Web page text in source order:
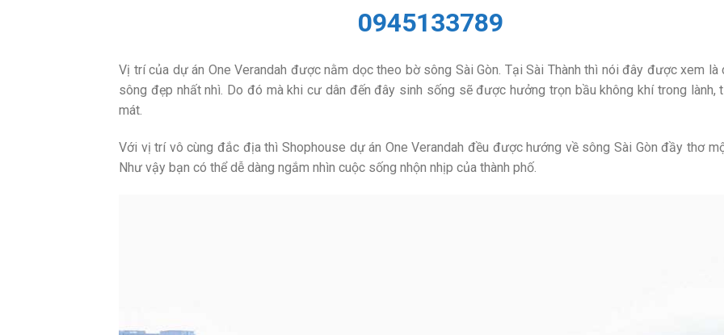
0945133789
Vị trí của dự án One Verandah được nằm dọc theo bờ sông Sài Gòn. Tại Sài Thành thì nói đây được xem là
sông đẹp nhất nhì. Do đó mà khi cư dân đến đây sinh sống sẽ được hưởng trọn bầu không khí trong lành,
mát.
Với vị trí vô cùng đắc địa thì Shophouse dự án One Verandah đều được hướng về sông Sài Gòn đầy thơ
Như vậy bạn có thể dễ dàng ngắm nhìn cuộc sống nhộn nhịp của thành phố.